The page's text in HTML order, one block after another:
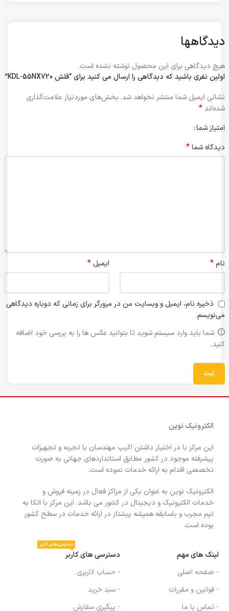
دیدگاهها
هیچ دیدگاهی برای این محصول نوشته نشده است.
اولین نفری باشید که دیدگاهی را ارسال می کنید برای “فلش KDL-55NX720”
نشانی ایمیل شما منتشر نخواهد شد. بخش‌های موردنیاز علامت‌گذاری
شده‌اند*
امتیاز شما
دیدگاه شما*
نام* ایمیل *
ذخیره نام، ایمیل و وبسایت من در مرورگر برای زمانی که دوباره دیدگاهی
می‌نویسم.
شما باید وارد سیستم شوید تا بتوانید عکس ها را به بررسی خود اضافه
کنید.
الکترونیک نوین
این مرکز با در اختیار داشتن اکیپ مهندسان با تجربه و تجهیزات
پیشرفته موجود در کشور مطابق استانداردهای جهانی به صورت
تخصصی اقدام به ارائه خدمات نموده است.
الکترونیک نوین به عنوان یکی از مراکز فعال در زمینه فروش و
خدمات الکترونیک و دیجیتال در کشور می باشد. این مرکز با اتکا به
تیم مجرب و باسابقه همیشه پیشتاز در ارائه خدمات در سطح کشور
بوده است.
لینک های مهم
- صفحه اصلی
- قوانین و مقررات
- تماس با ما
دسترسی های کاربر
دسترسی های کاربر
- حساب کاربری
- سبد خرید
- پیگیری سفارش